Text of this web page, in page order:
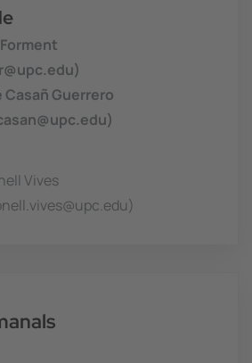
Casañ Guerrero
Vives